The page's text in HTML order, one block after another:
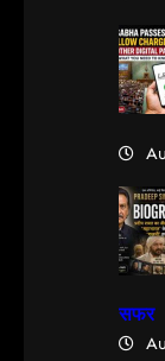
सफर